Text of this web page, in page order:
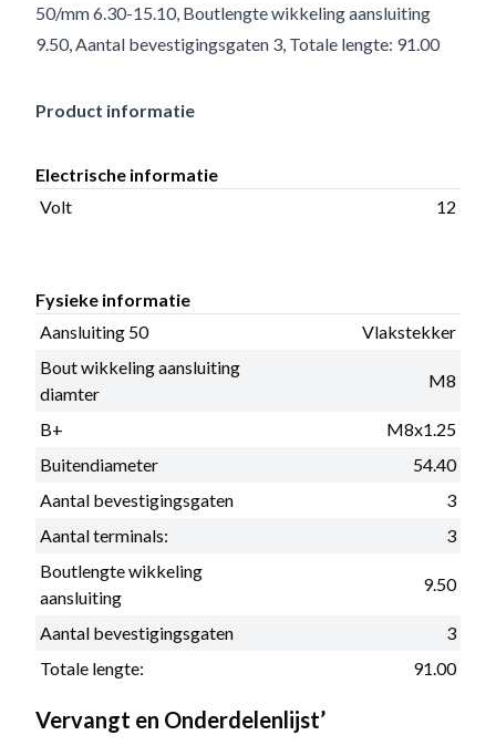
50/mm 6.30-15.10, Boutlengte wikkeling aansluiting
9.50, Aantal bevestigingsgaten 3, Totale lengte: 91.00
Product informatie
Electrische informatie
Volt
12
Fysieke informatie
Aansluiting 50
Vlakstekker
Bout wikkeling aansluiting
diamter
M8
B+
M8x1.25
Buitendiameter
54.40
Aantal bevestigingsgaten
3
Aantal terminals:
3
Boutlengte wikkeling
aansluiting
9.50
Aantal bevestigingsgaten
3
Totale lengte:
91.00
Vervangt en Onderdelenlijst’